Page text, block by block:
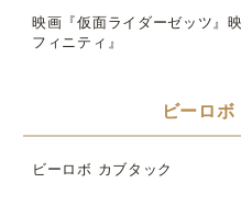
映画『仮面ライダーゼッツ』
フィニティ』
ビーロボ
ビーロボ カブタック